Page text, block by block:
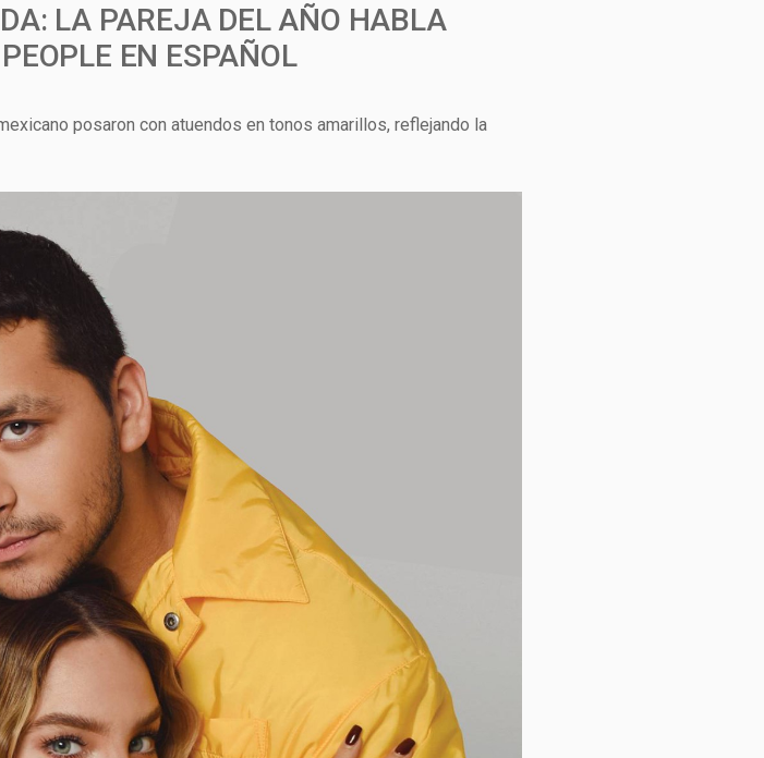
LA PAREJA DEL AÑO HABLA
EN ESPAÑOL
posaron con atuendos en tonos amarillos, reflejando la